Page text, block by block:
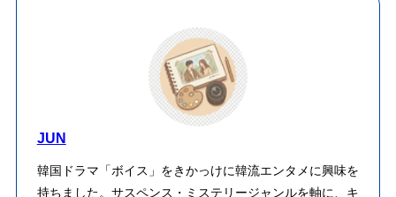
JUN
韓国ドラマ「ボイス」をきかっけに韓流エンタメに興味を
持ちました。サスペンス・ミステリージャンルを軸に、キ